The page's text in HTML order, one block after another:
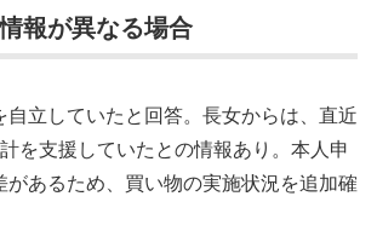
報が異なる場合
自立していたと回答。長女からは、直近
を支援していたとの情報あり。本人申
あるため、買い物の実施状況を追加確